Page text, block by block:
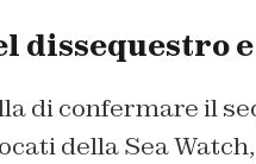
dissequestro
di confermare il
della Sea Watch,